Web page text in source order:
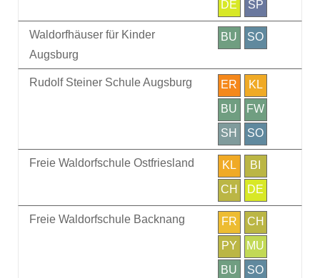
DE
SP
Waldorfhäuser für Kinder
Augsburg
BU SO
Rudolf Steiner Schule Augsburg ER
KL
BU
FW
SH
SO
Freie Waldorfschule Ostfriesland KL
BI
CH
DE
Freie Waldorfschule Backnang FR
CH
PY
MU
BU
SO